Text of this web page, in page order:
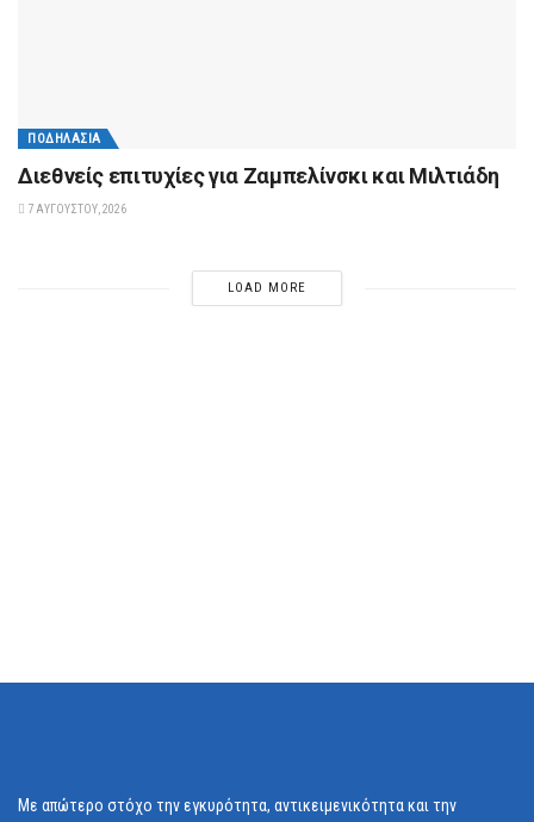
ΠΟΔΗΛΑΣΊΑ
Διεθνείς επιτυχίες για Ζαμπελίνσκι και Μιλτιάδη
7 ΑΥΓΟΎΣΤΟΥ, 2026
LOAD MORE
Με απώτερο στόχο την εγκυρότητα, αντικειμενικότητα και την